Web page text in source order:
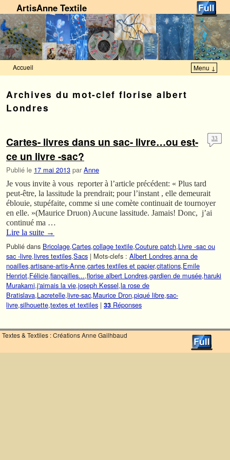
ArtisAnne Textile
Accueil Menu ↓
Archives du mot-clef florise albert
Londres
Cartes- livres dans un sac- livre…ou est-
ce un livre -sac?
Publié le 17 mai 2013 par Anne
33
Je vous invite à vous reporter à l’article précédent: « Plus tard
peut-être, la lassitude la prendrait; pour l’instant , elle demeurait
éblouie, stupéfaite, comme si une comète continuait de tournoyer
en elle. »(Maurice Druon) Aucune lassitude. Jamais! Donc, j’ai
continué ma …
Lire la suite →
Publié dans Bricolage,Cartes,collage textile,Couture patch,Livre -sac ou
sac -livre,livres textiles,Sacs | Mots-clefs : Albert Londres,anna de
noailles,artisane-artis-Anne,cartes textiles et papier,citations,Emile
Henriot,Félicie,fiançailles...,florise albert Londres,gardien de musée,haruki
Murakami,j'aimais la vie,joseph Kessel,la rose de
Bratislava,Lacretelle,livre-sac,Maurice Dron,piqué libre,sac-
livre,silhouette,textes et textiles | 33 Réponses
Textes & Textiles : Créations Anne Gailhbaud